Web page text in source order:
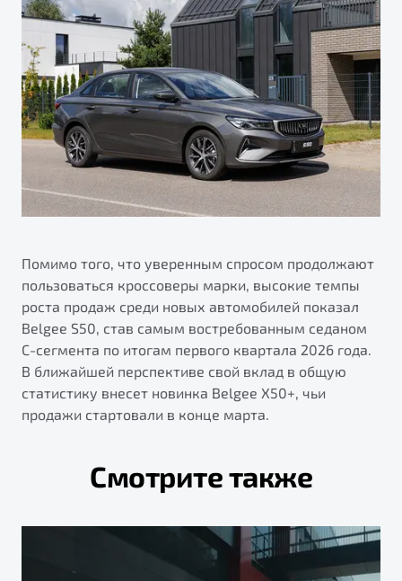
Помимо того, что уверенным спросом продолжают
пользоваться кроссоверы марки, высокие темпы
роста продаж среди новых автомобилей показал
Belgee S50, став самым востребованным седаном
С-сегмента по итогам первого квартала 2026 года.
В ближайшей перспективе свой вклад в общую
статистику внесет новинка Belgee X50+, чьи
продажи стартовали в конце марта.
Смотрите также